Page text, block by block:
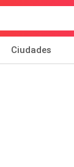
Ciudades